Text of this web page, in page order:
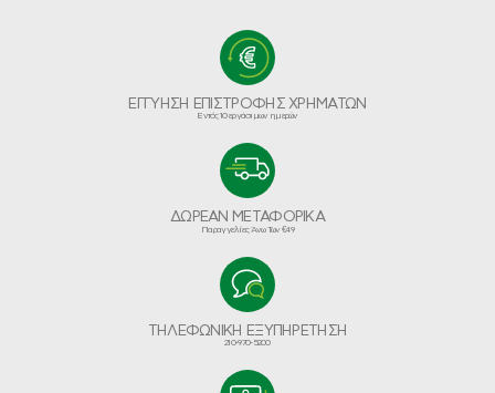
ΕΓΓΥΗΣΗ ΕΠΙΣΤΡΟΦΗΣ ΧΡΗΜΑΤΩΝ
Εντός 10 εργάσιμων ημερών
ΔΩΡΕΑΝ ΜΕΤΑΦΟΡΙΚΑ
Παραγγελίες Άνω Των €49
ΤΗΛΕΦΩΝΙΚΗ ΕΞΥΠΗΡΕΤΗΣΗ
210-970-5200